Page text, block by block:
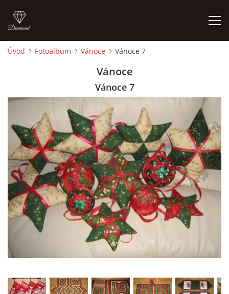
CEDULKY
MOJE POSLEDNÍ PRÁCE
© 2025 eStránky.cz
Úvod Fotoalbum Vánoce Vánoce 7
Vánoce
Vánoce 7